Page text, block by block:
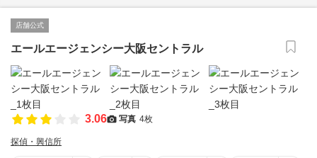
店舗公式
エールエージェンシー大阪セントラル
3.06 写真 4枚
探偵・興信所